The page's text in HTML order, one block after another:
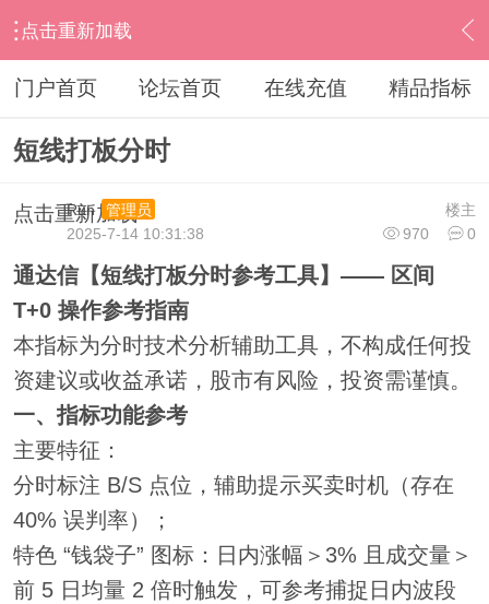
点击重新加载
› 通达信指标公式 › 分时指标公式 › 内容
门户首页 论坛首页 在线充值 精品指标
短线打板分时
点击重新加载 楼主
Run
管理员
970
0
2025-7-14 10:31:38
通达信【短线打板分时参考工具】—— 区间
T+0 操作参考指南
本指标为分时技术分析辅助工具，不构成任何投
资建议或收益承诺，股市有风险，投资需谨慎。
一、指标功能参考
主要特征：
分时标注 B/S 点位，辅助提示买卖时机（存在
40% 误判率）；
特色 “钱袋子” 图标：日内涨幅＞3% 且成交量＞
前 5 日均量 2 倍时触发，可参考捕捉日内波段